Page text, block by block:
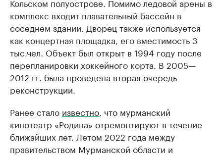
Кольском полуострове. Помимо ледовой арены в
комплекс входит плавательный бассейн в
соседнем здании. Дворец также используется
как концертная площадка, его вместимость 3
тыс.чел. Объект был открыт в 1994 году после
перепланировки хоккейного корта. В 2005—
2012 гг. была проведена вторая очередь
реконструкции.
Ранее стало известно, что мурманский
кинотеатр «Родина» отремонтируют в течение
ближайших лет. Летом 2022 года между
правительством Мурманской области и